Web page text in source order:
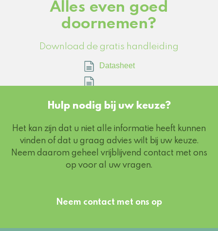
Alles even goed
doornemen?
Download de gratis handleiding
Datasheet
Hulp nodig bij uw keuze?
Het kan zijn dat u niet alle informatie heeft kunnen
vinden of dat u graag advies wilt bij uw keuze.
Neem daarom geheel vrijblijvend contact met ons
op voor al uw vragen.
Neem contact met ons op